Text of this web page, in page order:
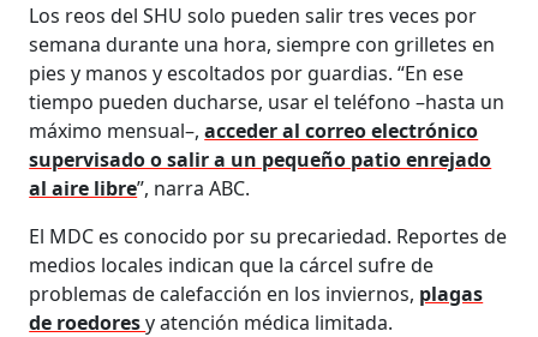
Los reos del SHU solo pueden salir tres veces por
semana durante una hora, siempre con grilletes en
pies y manos y escoltados por guardias. “En ese
tiempo pueden ducharse, usar el teléfono –hasta un
máximo mensual–,acceder al correo electrónico
supervisado o salir a un pequeño patio enrejado
al aire libre”, narra ABC.
El MDC es conocido por su precariedad. Reportes de
medios locales indican que la cárcel sufre de
problemas de calefacción en los inviernos, plagas
de roedoresy atención médica limitada.